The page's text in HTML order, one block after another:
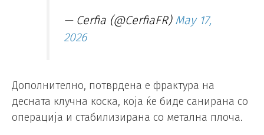
— Cerfia (@CerfiaFR) May 17,
2026
Дополнително, потврдена е фрактура на
десната клучна коска, која ќе биде санирана со
операција и стабилизирана со метална плоча.